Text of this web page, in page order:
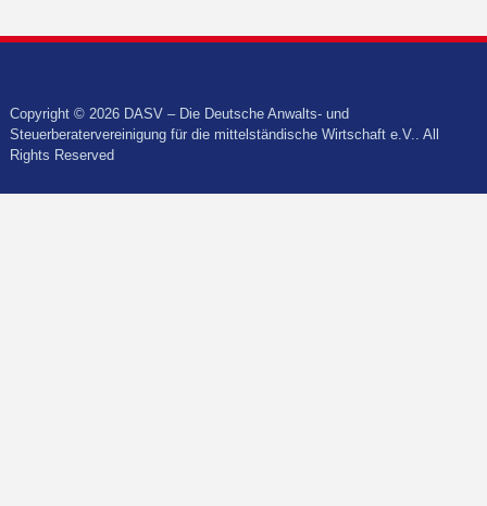
Copyright © 2026 DASV – Die Deutsche Anwalts- und
Steuerberatervereinigung für die mittelständische Wirtschaft e.V.. All
Rights Reserved